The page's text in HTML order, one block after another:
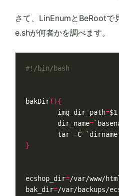
さて、LinEnumとBeRoot
e.shが何者かを調べます。
bakDir(){
img_dir_path=$1
dir_name=`
        tar -C
` dirname
}
ecshop_dir=
bak_dir=